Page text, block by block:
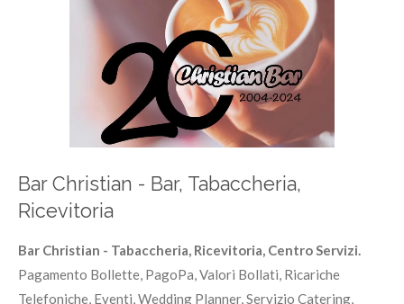
Bar Christian - Bar, Tabaccheria,
Ricevitoria
Bar Christian - Tabaccheria, Ricevitoria, Centro Servizi.
Pagamento Bollette, PagoPa, Valori Bollati, Ricariche
Telefoniche, Eventi, Wedding Planner, Servizio Catering,